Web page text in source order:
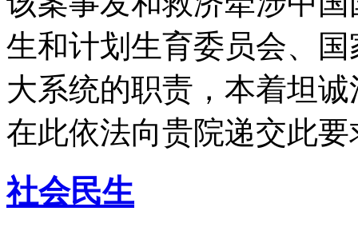
生和计划生育委员会、
大系统的职责，本着坦
在此依法向贵院递交此要
社会民生